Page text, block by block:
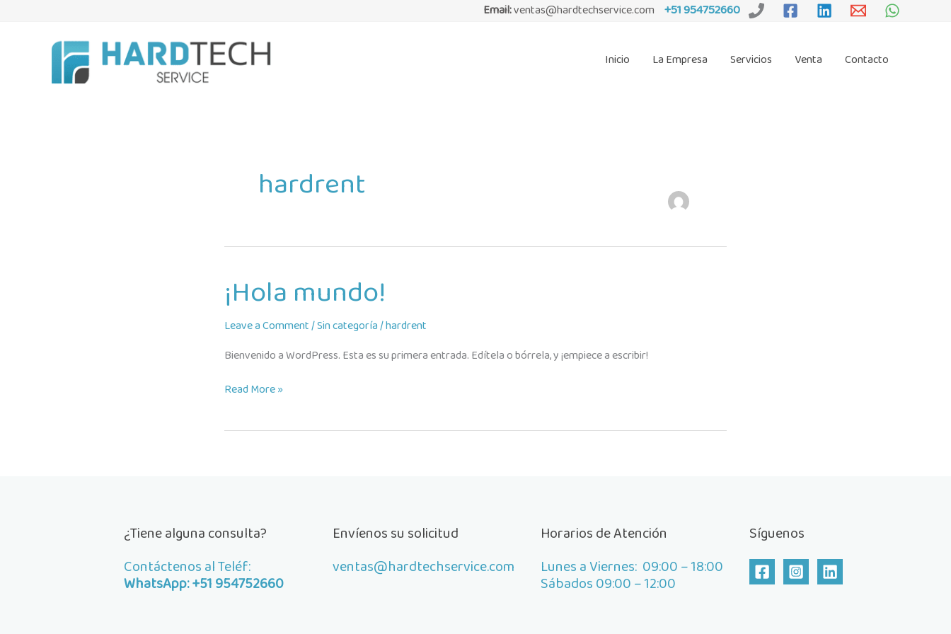
Email:ventas@hardtechservice.com +51 954752660
Inicio La Empresa Servicios Venta Contacto
hardrent
¡Hola mundo!
Leave a Comment/Sin categoría/hardrent
Bienvenido a WordPress. Esta es su primera entrada. Edítela o bórrela, y ¡empiece a escribir!
¡Hola
Read More »
¿Tiene alguna consulta?
Contáctenos al Teléf:
WhatsApp: +51 954752660
Envíenos su solicitud
ventas@hardtechservice.com
Horarios de Atención
Lunes a Viernes: 09:00 – 18:00
Sábados 09:00 – 12:00
Síguenos